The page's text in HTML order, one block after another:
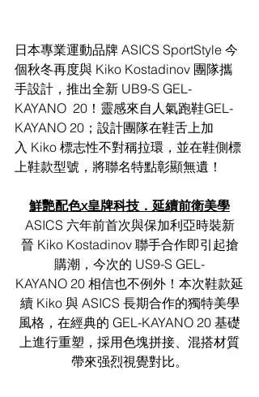
日本專業運動品牌 ASICS SportStyle 今
個秋冬再度與 Kiko Kostadinov 團隊攜
手設計，推出全新 UB9-S GEL-
KAYANO  20！靈感來自人氣跑鞋GEL-
KAYANO 20；設計團隊在鞋舌上加
入 Kiko 標志性不對稱拉環，並在鞋側標
上鞋款型號，將聯名特點彰顯無遺！
鮮艷配色x皇牌科技．延續前衛美學
ASICS 六年前首次與保加利亞時裝新
晉 Kiko Kostadinov 聯手合作即引起搶
購潮，今次的 US9-S GEL-
KAYANO 20 相信也不例外！本次鞋款延
續 Kiko 與 ASICS 長期合作的獨特美學
風格，在經典的 GEL-KAYANO 20 基礎
上進行重塑，採用色塊拼接、混搭材質
帶來强烈視覺對比。